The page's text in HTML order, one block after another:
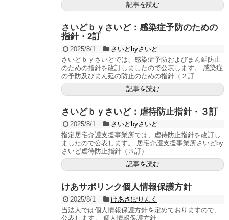
記事を読む
さいどｂｙさいど：感染症予防のための
指針・2訂
2025/8/1
さいどbyさいど
さいどｂｙさいどでは、感染症予防およびまん延防止
のための指針を改訂しましたので公表します。 感染症
の予防及びまん延の防止のための指針（２訂...
記事を読む
さいどｂｙさいど：虐待防止指針・３訂
2025/8/1
さいどbyさいど
指定居宅介護支援事業所では、虐待防止指針を改訂し
ましたので公表します。 居宅介護支援事業所さいどby
さいど虐待防止指針（３訂）
記事を読む
けあサポリンク個人情報保護方針
2025/8/1
けあさぽりんく
当法人では個人情報保護方針を定めておりますので、
公表します。 個人情報保護方針